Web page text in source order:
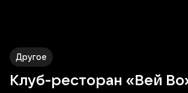
Другое
Клуб-ресторан «Вей